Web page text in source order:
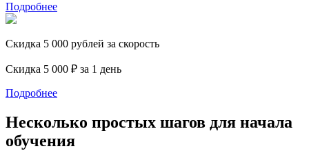
Подробнее
Скидка 5 000 рублей за скорость
Скидка 5 000 ₽ за 1 день
Подробнее
Несколько простых шагов для начала
обучения